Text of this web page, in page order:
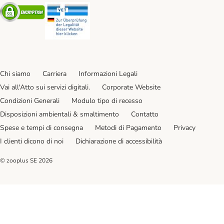
Security
Chi siamo Carriera
Informazioni Legali
Vai all'Atto sui servizi digitali.
Corporate Website
Condizioni Generali
Modulo tipo di recesso
Disposizioni ambientali & smaltimento
Contatto
Spese e tempi di consegna
Metodi di Pagamento
Privacy
I clienti dicono di noi
Dichiarazione di accessibilità
© zooplus SE 2026